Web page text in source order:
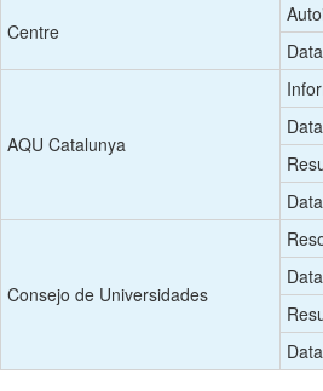
Centre
Data
AQU Catalunya
Data
Consejo de Universidades
Data